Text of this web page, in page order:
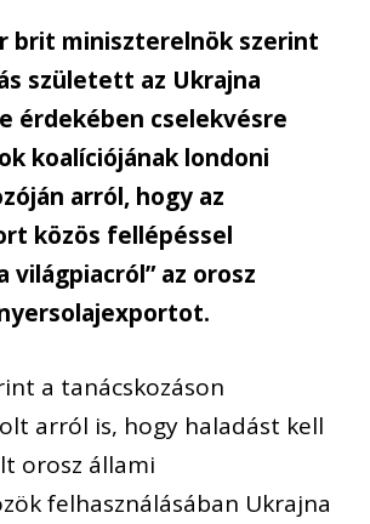
brit miniszterelnök szerint
született az Ukrajna
érdekében cselekvésre
koalíciójának londoni
arról, hogy az
közös fellépéssel
világpiacról” az orosz
a tanácskozáson
arról is, hogy haladást kell
orosz állami
felhasználásában Ukrajna